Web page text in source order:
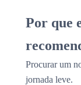
Por que
Procurar um
jornada leve.